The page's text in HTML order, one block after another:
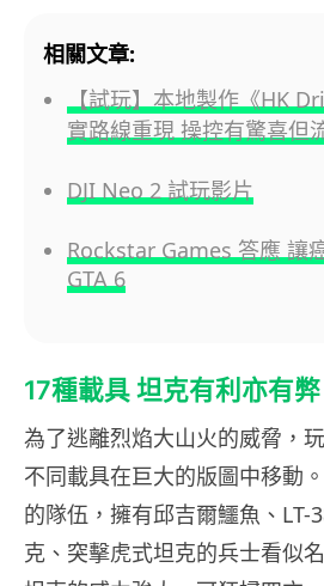
相關文章:
【試玩】本地製作《HK
實路線重現 操控有驚喜但
DJI Neo 2 試玩影片
Rockstar Games 答應 讓
GTA 6
17種載具 坦克有利亦有弊
為了逃離烈焰大山火的威脅，
不同載具在巨大的版圖中移動
的隊伍，擁有邱吉爾鱷魚、LT-
克、突擊虎式坦克的兵士看似